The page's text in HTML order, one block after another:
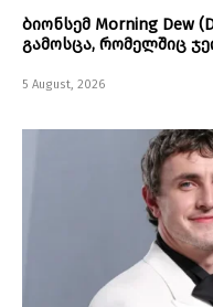
ბიონსემ Morning Dew
გამოსცა, რომელშიც
5 August, 2026